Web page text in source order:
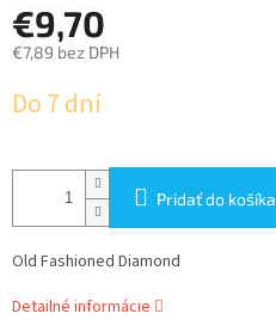
€9,70
€7,89 bez DPH
cena:
Do 7 dní
Pridať do košíka
Old Fashioned Diamond
Detailné informácie